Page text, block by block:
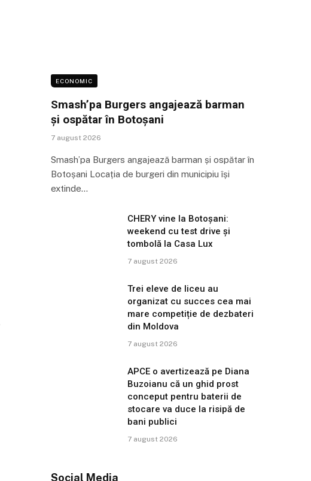
ECONOMIC
Smash’pa Burgers angajează barman
și ospătar în Botoșani
7 august 2026
Smash’pa Burgers angajează barman și ospătar în
Botoșani Locația de burgeri din municipiu își
extinde…
CHERY vine la Botoșani:
weekend cu test drive și
tombolă la Casa Lux
7 august 2026
Trei eleve de liceu au
organizat cu succes cea mai
mare competiție de dezbateri
din Moldova
7 august 2026
APCE o avertizează pe Diana
Buzoianu că un ghid prost
conceput pentru baterii de
stocare va duce la risipă de
bani publici
7 august 2026
Social Media